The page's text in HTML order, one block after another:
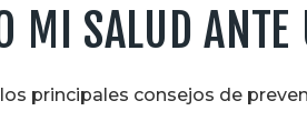
MI SALUD
principales consejos de